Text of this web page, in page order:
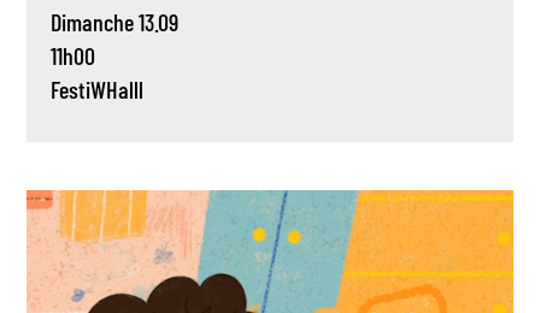
Dimanche 13.09
11h00
FestiWHalll